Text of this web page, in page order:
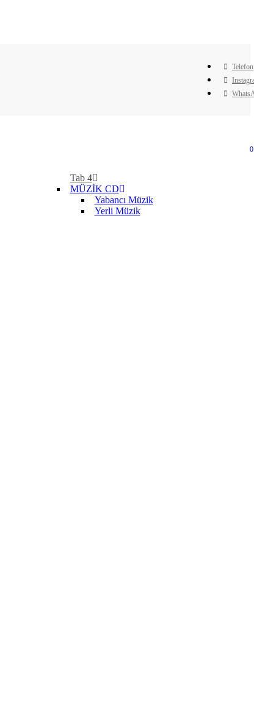
Telefon
0
Tab 4
MÜZİK CD
Yabancı Müzik
Yerli Müzik